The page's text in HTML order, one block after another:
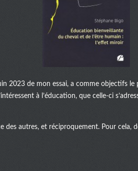
2023 de mon essai, a comme objectifs
à l’éducation, que celle-ci
des autres, et réciproquement. Pour